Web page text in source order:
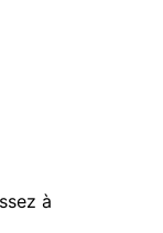
à